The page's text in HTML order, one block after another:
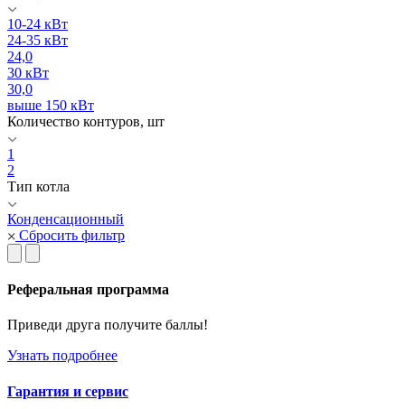
10-24 кВт
24-35 кВт
24,0
30 кВт
30,0
выше 150 кВт
Количество контуров, шт
1
2
Тип котла
Конденсационный
Сбросить фильтр
Реферальная программа
Приведи друга получите баллы!
Узнать подробнее
Гарантия и сервис